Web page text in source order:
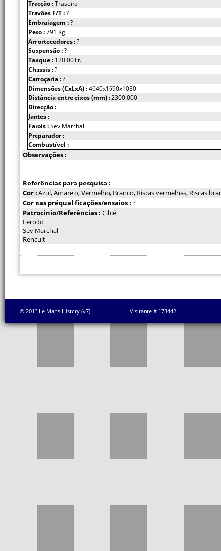
Tracção :Traseira
Travões F/T :?
Embraiagem :?
Peso :791 Kg
Amortecedores :?
Suspensão :?
Tanque : 120.00 Lt.
Chassis :?
Carroçaria :?
Dimensões (CxLxA) :4640x1690x1030
Distância entre eixos (mm) :2300.000
Direcção :
Jantes :
Farois :Sev Marchal
Preparador :
Combustível :
Observações :
Referências para pesquisa :
Cor : Azul, Amarelo, Vermelho, Branco, Riscas vermelhas, Riscas
Cor nas préqualificações/ensaios : ?
Patrocinio/Referências : Cibié
Ferodo
Sev Marchal
Renault
© 2013 Le Mans History (v7) Visitante # 173442